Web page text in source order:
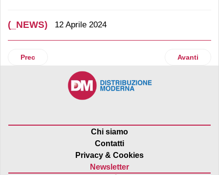
(_NEWS) 12 Aprile 2024
Articolo precedente: Gruppo Eurovo lancia con le
Prec Articolo
Avanti
Chi siamo
Contatti
Privacy & Cookies
Newsletter